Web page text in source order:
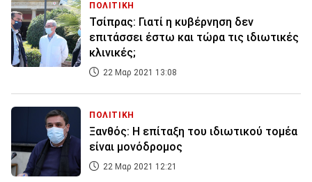
ΠΟΛΙΤΙΚΗ
Τσίπρας: Γιατί η κυβέρνηση δεν
επιτάσσει έστω και τώρα τις ιδιωτικές
κλινικές;
22 Μαρ 2021 13:08
ΠΟΛΙΤΙΚΗ
Ξανθός: Η επίταξη του ιδιωτικού τομέα
είναι μονόδρομος
22 Μαρ 2021 12:21